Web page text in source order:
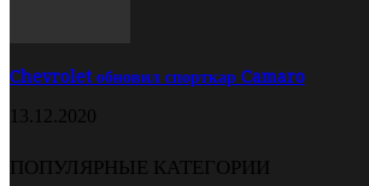
Chevrolet обновил спорткар Camaro
13.12.2020
ПОПУЛЯРНЫЕ КАТЕГОРИИ